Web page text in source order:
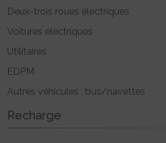
Deux-trois roues électriques
Voitures électriques
Utilitaires
EDPM
Autres véhicules : bus/navettes
Recharge